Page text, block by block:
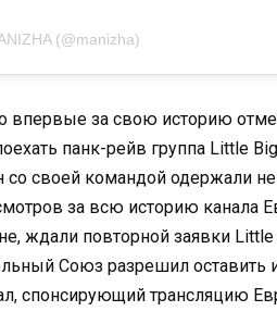
(@manizha)
впервые за свою историю
панк-рейв группа Little
со своей командой одержали
за всю историю канала
ждали повторной заявки
Союз разрешил оставить
спонсирующий трансляцию